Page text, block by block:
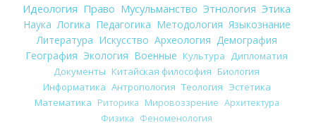
Идеология Право Мусульманство Этнология Этика
Наука Логика Педагогика Методология Языкознание
Литература Искусство Археология Демография
География Экология Военные Культура
Дипломатия
Документы Китайская философия Биология
Информатика Антропология Теология Эстетика
Математика Риторика Мировоззрение Архитектура
Физика Феноменология